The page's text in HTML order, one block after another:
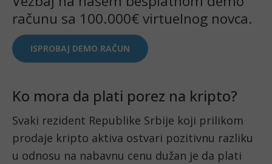
računu sa 100.000€ virtuelnog novca.
ISPROBAJ DEMO RAČUN
Ko mora da plati porez na kripto?
Svaki rezident Republike Srbije koji prilikom
prodaje kripto aktiva ostvari pozitivnu razliku
u odnosu na nabavnu cenu dužan je da plati